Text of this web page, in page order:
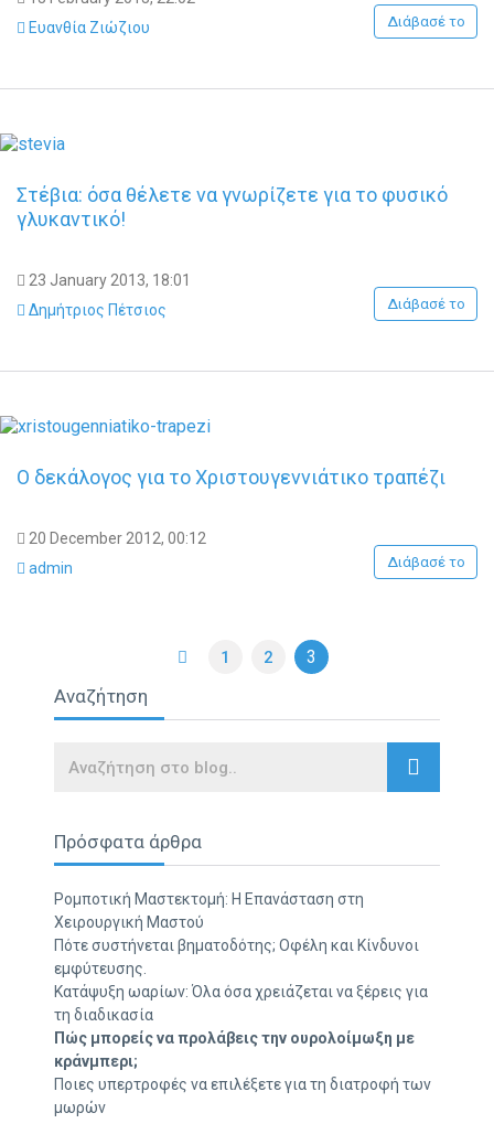
Ευανθία Ζιώζιου
Διάβασέ το
Στέβια: όσα θέλετε να γνωρίζετε για το φυσικό
γλυκαντικό!
23 January 2013, 18:01
Δημήτριος Πέτσιος
Διάβασέ το
Ο δεκάλογος για το Χριστουγεννιάτικο τραπέζι
20 December 2012, 00:12
admin
Διάβασέ το
1 2 3
Αναζήτηση
Search
Πρόσφατα άρθρα
Ρομποτική Μαστεκτομή: Η Επανάσταση στη
Χειρουργική Μαστού
Πότε συστήνεται βηματοδότης; Οφέλη και Κίνδυνοι
εμφύτευσης.
Κατάψυξη ωαρίων: Όλα όσα χρειάζεται να ξέρεις για
τη διαδικασία
Πώς μπορείς να προλάβεις την ουρολοίμωξη με
κράνμπερι;
Ποιες υπερτροφές να επιλέξετε για τη διατροφή των
μωρών